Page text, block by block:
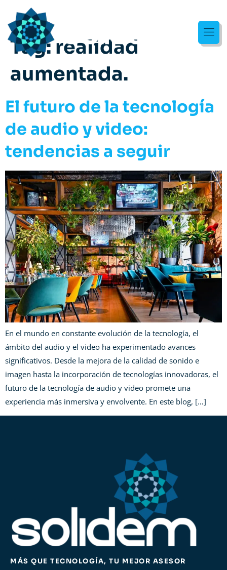
Tag:realidad
aumentada.
El futuro de la tecnología
de audio y video:
tendencias a seguir
En el mundo en constante evolución de la tecnología, el
ámbito del audio y el video ha experimentado avances
significativos. Desde la mejora de la calidad de sonido e
imagen hasta la incorporación de tecnologías innovadoras, el
futuro de la tecnología de audio y video promete una
experiencia más inmersiva y envolvente. En este blog, […]
MÁS QUE TECNOLOGÍA, TU MEJOR ASESOR